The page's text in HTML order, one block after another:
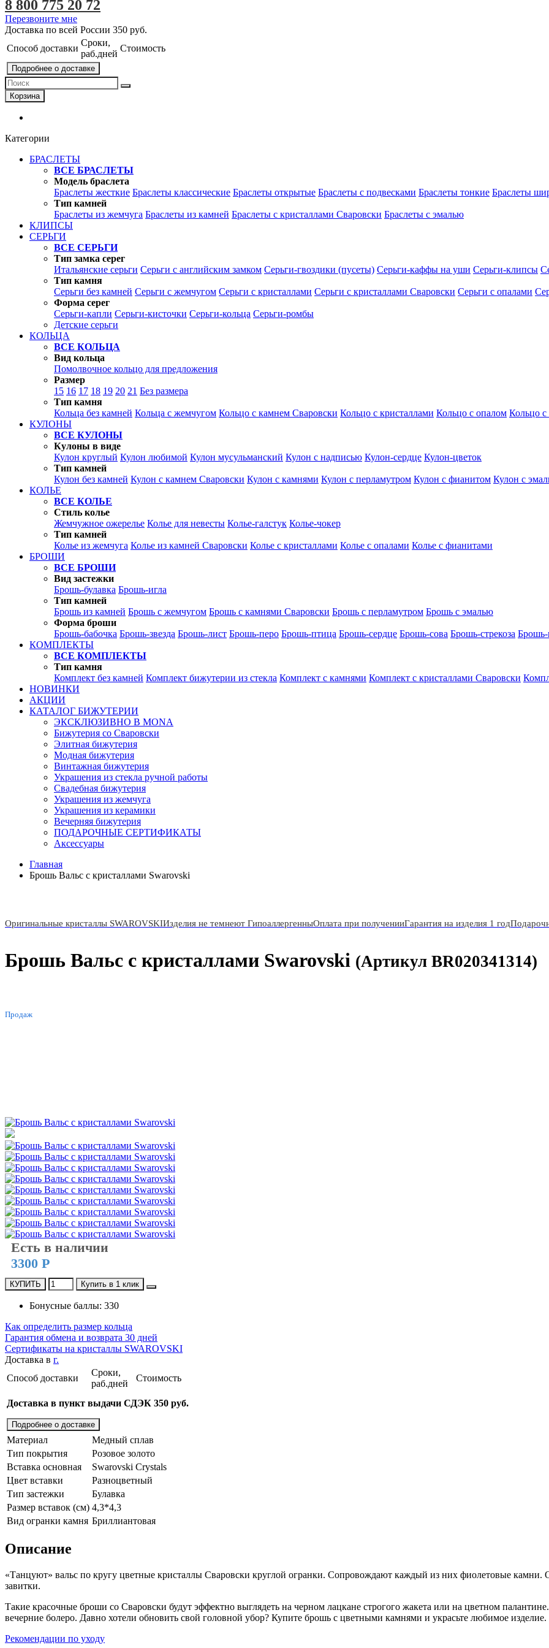
8 800 775 20 72
Перезвоните мне
Доставка по всей России 350 руб.
Способ доставки
Сроки,
раб.дней
Стоимость
Подробнее о доставке
Корзина
Категории
БРАСЛЕТЫ
ВСЕ БРАСЛЕТЫ
Модель браслета
Браслеты жесткие Браслеты классические Браслеты открытые Браслеты с подвесками Браслеты тонкие Браслеты
Тип камней
Браслеты из жемчуга Браслеты из камней Браслеты с кристаллами Сваровски Браслеты с эмалью
КЛИПСЫ
СЕРЬГИ
ВСЕ СЕРЬГИ
Тип замка серег
Итальянские серьги Серьги с английским замком Серьги-гвоздики (пусеты) Серьги-каффы на уши Серьги-клипсы
Тип камня
Серьги без камней Серьги с жемчугом Серьги с кристаллами Серьги с кристаллами Сваровски Серьги с опалами
Форма серег
Серьги-капли Серьги-кисточки Серьги-кольца Серьги-ромбы
Детские серьги
КОЛЬЦА
ВСЕ КОЛЬЦА
Вид кольца
Помолвочное кольцо для предложения
Размер
15 16 17 18 19 20 21 Без размера
Тип камня
Кольца без камней Кольца с жемчугом Кольцо с камнем Сваровски Кольцо с кристаллами Кольцо с опалом Кольцо
КУЛОНЫ
ВСЕ КУЛОНЫ
Кулоны в виде
Кулон круглый Кулон любимой Кулон мусульманский Кулон с надписью Кулон-сердце Кулон-цветок
Тип камней
Кулон без камней Кулон с камнем Сваровски Кулон с камнями Кулон с перламутром Кулон с фианитом Кулон с
КОЛЬЕ
ВСЕ КОЛЬЕ
Стиль колье
Жемчужное ожерелье Колье для невесты Колье-галстук Колье-чокер
Тип камней
Колье из жемчуга Колье из камней Сваровски Колье с кристаллами Колье с опалами Колье с фианитами
БРОШИ
ВСЕ БРОШИ
Вид застежки
Брошь-булавка Брошь-игла
Тип камней
Брошь из камней Брошь с жемчугом Брошь с камнями Сваровски Брошь с перламутром Брошь с эмалью
Форма броши
Брошь-бабочка Брошь-звезда Брошь-лист Брошь-перо Брошь-птица Брошь-сердце Брошь-сова Брошь-стрекоза Брошь-
КОМПЛЕКТЫ
ВСЕ КОМПЛЕКТЫ
Тип камня
Комплект без камней Комплект бижутерии из стекла Комплект с камнями Комплект с кристаллами Сваровски
НОВИНКИ
АКЦИИ
КАТАЛОГ БИЖУТЕРИИ
ЭКСКЛЮЗИВНО В MONA
Бижутерия со Сваровски
Элитная бижутерия
Модная бижутерия
Винтажная бижутерия
Украшения из стекла ручной работы
Свадебная бижутерия
Украшения из жемчуга
Украшения из керамики
Вечерняя бижутерия
ПОДАРОЧНЫЕ СЕРТИФИКАТЫ
Аксессуары
Главная
Брошь Вальс с кристаллами Swarovski
Оригинальные кристаллы SWAROVSKIИзделия не темнеют ГипоаллергенныОплата при полученииГарантия на изделия 1 год
Брошь Вальс с кристаллами Swarovski (Артикул BR020341314)
Продаж
Есть в наличии
3300 Р
КУПИТЬ Купить в 1 клик
Бонусные баллы: 330
Как определить размер кольца
Гарантия обмена и возврата 30 дней
Сертификаты на кристаллы SWAROVSKI
Доставка в г.
Способ доставки
Сроки,
раб.дней
Стоимость
Доставка в пункт выдачи СДЭК 350 руб.
Подробнее о доставке
Материал
Медный сплав
Тип покрытия
Розовое золото
Вставка основная
Swarovski Crystals
Цвет вставки
Разноцветный
Тип застежки
Булавка
Размер вставок (см) 4,3*4,3
Вид огранки камня Бриллиантовая
Описание
«Танцуют» вальс по кругу цветные кристаллы Сваровски круглой огранки. Сопровождают каждый из них фиолетовые
завитки.
Такие красочные броши со Сваровски будут эффектно выглядеть на черном лацкане строгого жакета или на цветном
вечерние болеро. Давно хотели обновить свой головной убор? Купите брошь с цветными камнями и украсьте любимое изделие.
Рекомендации по уходу